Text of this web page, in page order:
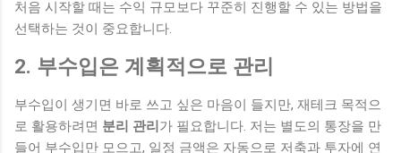
처음 시작할 때는 수익 규모보다 꾸준히 진행할 수 있는 방법을
선택하는 것이 중요합니다.
2. 부수입은 계획적으로 관리
부수입이 생기면 바로 쓰고 싶은 마음이 들지만, 재테크 목적으
로 활용하려면 분리 관리 가 필요합니다. 저는 별도의 통장을 만
들어 부수입만 모으고, 일정 금액은 자동으로 저축과 투자에 연